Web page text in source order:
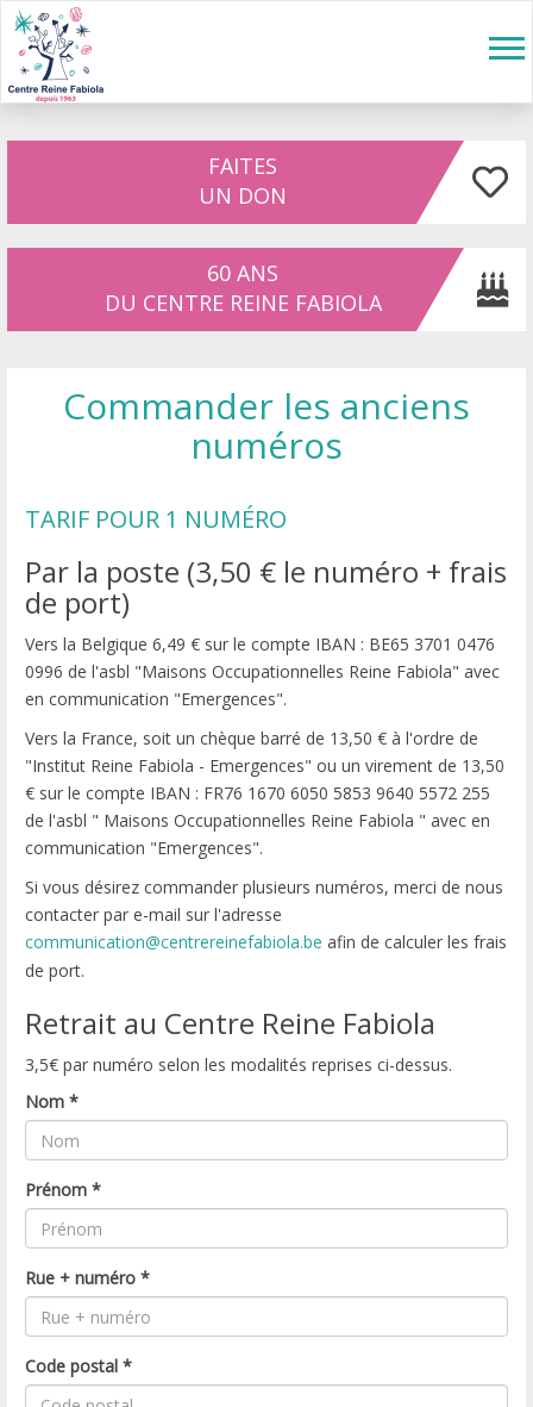
Aller au contenu principal
FAITES
UN DON
60 ANS
DU CENTRE REINE FABIOLA
Commander les anciens
numéros
TARIF POUR 1 NUMÉRO
Par la poste (3,50 € le numéro + frais
de port)
Vers la Belgique 6,49 € sur le compte IBAN : BE65 3701 0476
0996 de l'asbl "Maisons Occupationnelles Reine Fabiola" avec
en communication "Emergences".
Vers la France, soit un chèque barré de 13,50 € à l'ordre de
"Institut Reine Fabiola - Emergences" ou un virement de 13,50
€ sur le compte IBAN : FR76 1670 6050 5853 9640 5572 255
de l'asbl " Maisons Occupationnelles Reine Fabiola " avec en
communication "Emergences".
Si vous désirez commander plusieurs numéros, merci de nous
contacter par e-mail sur l'adresse
communication@centrereinefabiola.be afin de calculer les frais
de port.
Retrait au Centre Reine Fabiola
3,5€ par numéro selon les modalités reprises ci-dessus.
Nom *
Prénom *
Rue + numéro *
Code postal *